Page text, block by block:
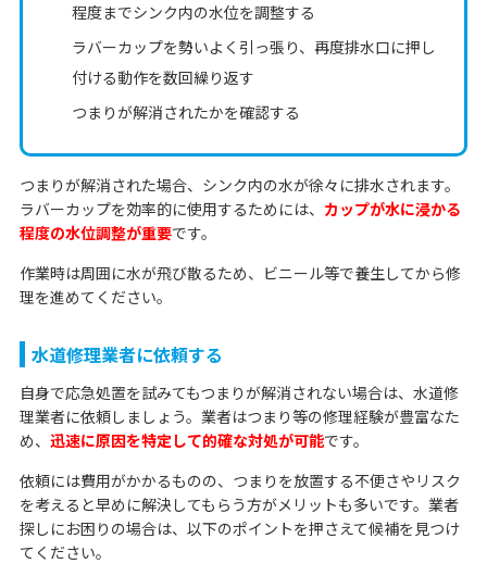
程度までシンク内の水位を調整する
ラバーカップを勢いよく引っ張り、再度排水口に押し
付ける動作を数回繰り返す
つまりが解消されたかを確認する
つまりが解消された場合、シンク内の水が徐々に排水されます。
ラバーカップを効率的に使用するためには、 カップが水に浸かる
程度の水位調整が重要です。
作業時は周囲に水が飛び散るため、ビニール等で養生してから修
理を進めてください。
水道修理業者に依頼する
自身で応急処置を試みてもつまりが解消されない場合は、水道修
理業者に依頼しましょう。業者はつまり等の修理経験が豊富なた
め、 迅速に原因を特定して的確な対処が可能です。
依頼には費用がかかるものの、つまりを放置する不便さやリスク
を考えると早めに解決してもらう方がメリットも多いです。業者
探しにお困りの場合は、以下のポイントを押さえて候補を見つけ
てください。